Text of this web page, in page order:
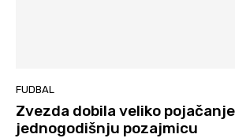
FUDBAL
Zvezda dobila veliko
jednogodišnju pozajmicu